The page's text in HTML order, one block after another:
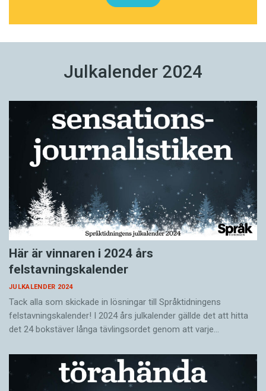
Julkalender 2024
Här är vinnaren i 2024 års
felstavningskalender
JULKALENDER 2024
Tack alla som skickade in lösningar till Språktidningens
felstavningskalender! I 2024 års julkalender gällde det att hitta
det 24 bokstäver långa tävlingsordet genom att varje…